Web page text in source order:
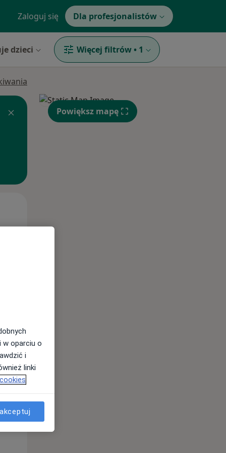
Zaloguj się Dla profesjonalistów
dzieci Więcej filtrów • 1
Śr,
12 Sie
Powiększ mapę
w oparciu o
i
linki